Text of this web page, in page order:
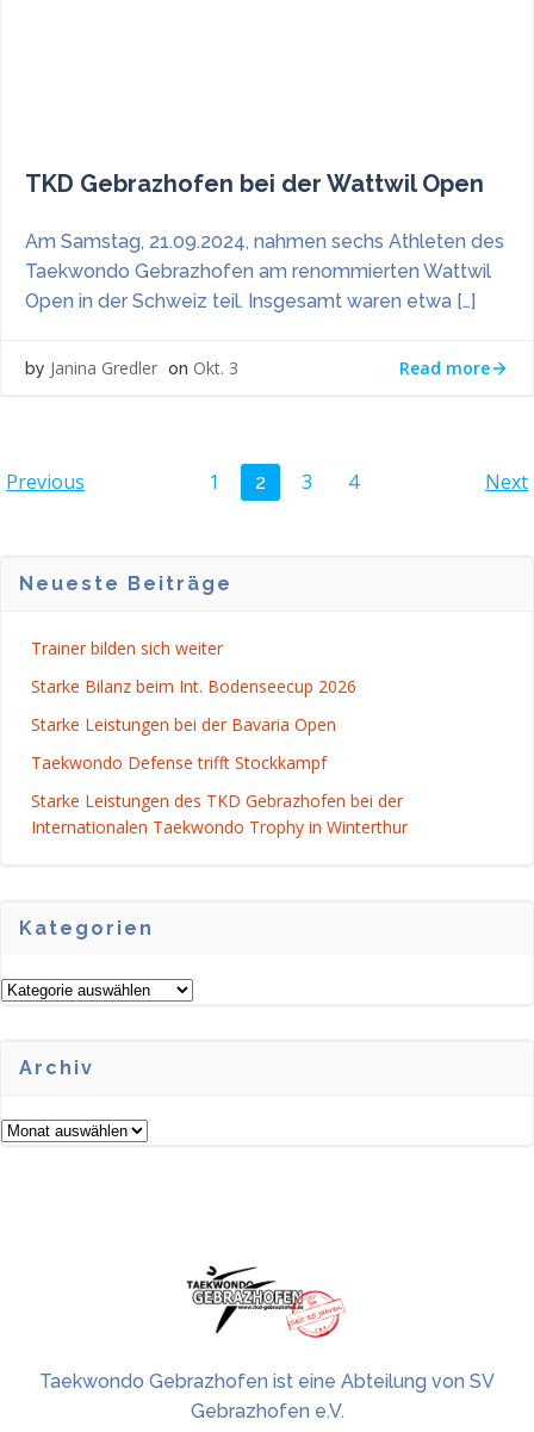
TKD Gebrazhofen bei der Wattwil Open
Am Samstag, 21.09.2024, nahmen sechs Athleten des
Taekwondo Gebrazhofen am renommierten Wattwil
Open in der Schweiz teil. Insgesamt waren etwa […]
by Janina Gredler on Okt. 3 Read more
POSTS
Previous
POSTS
Page
1 Page
2 Page
3 Page
4 Next
Neueste Beiträge
Trainer bilden sich weiter
Starke Bilanz beim Int. Bodenseecup 2026
Starke Leistungen bei der Bavaria Open
Taekwondo Defense trifft Stockkampf
Starke Leistungen des TKD Gebrazhofen bei der
Internationalen Taekwondo Trophy in Winterthur
Kategorien
Kategorien
Archiv
Archiv
Taekwondo Gebrazhofen ist eine Abteilung von SV
Gebrazhofen e.V.